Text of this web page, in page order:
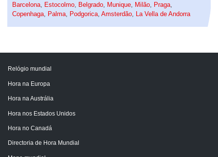
Barcelona
Estocolmo Belgrado Munique Milão Praga
Copenhaga
Palma Podgorica Amsterdão La Vella de Andorra
Relógio mundial
Hora na Europa
Hora na Austrália
Hora nos Estados Unidos
Hora no Canadá
Directoria de Hora Mundial